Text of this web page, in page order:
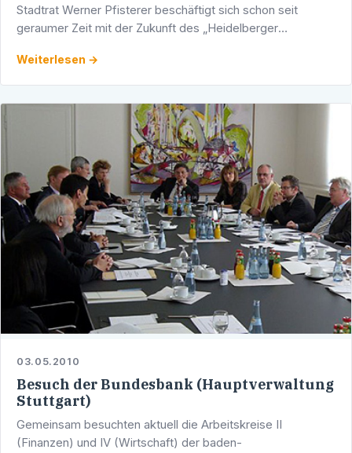
Stadtrat Werner Pfisterer beschäftigt sich schon seit
geraumer Zeit mit der Zukunft des „Heidelberger
Theresia Bauer …
Weiterlesen →
03.05.2010
Besuch der Bundesbank (Hauptverwaltung
Stuttgart)
Gemeinsam besuchten aktuell die Arbeitskreise II
(Finanzen) und IV (Wirtschaft) der baden-